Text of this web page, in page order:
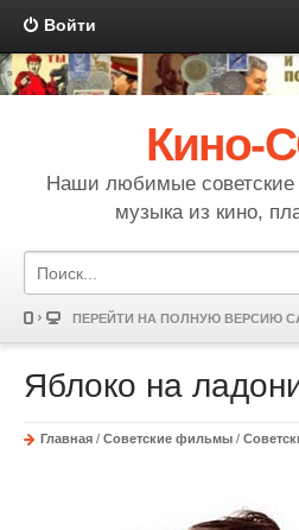
Войти
Кино-
Наши любимые
музыка из кино,
ПЕРЕЙТИ НА ПОЛНУЮ ВЕРСИЮ
Яблоко на
Главная / Советские фильмы /